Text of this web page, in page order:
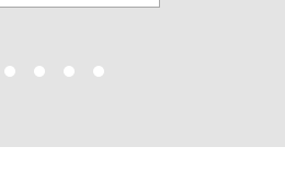
MORE
MORE
2 3 4 5